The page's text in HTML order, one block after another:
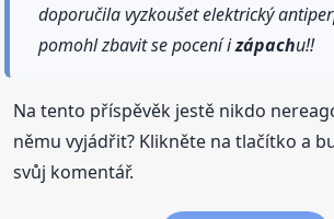
doporučila vyzkoušet elektrický
pomohl zbavit se pocení izápachu!!
Na tento příspěvěk jestě nikdo
němu vyjádřit? Klikněte na tlačítko a
svůj komentář.